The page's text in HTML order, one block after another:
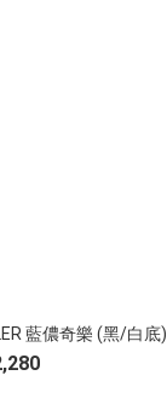
藍儂奇樂 (黑/白底)